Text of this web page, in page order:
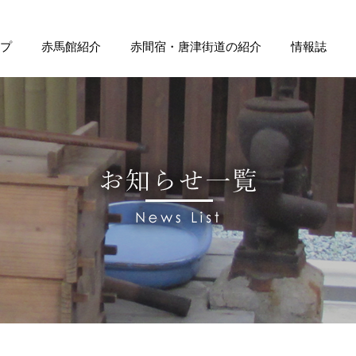
赤馬館紹介 赤間宿・唐津街道の紹介 情報誌